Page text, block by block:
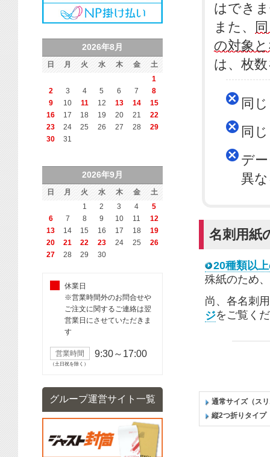
はでき
また、
の対象
は、枚
同
同
デ
異
名刺用紙
20種類以
殊紙のため
尚、各名刺
ジをご覧く
通常サイズ（ス
縦2つ折りタイプ
2026年8月
日 月 火 水 木 金
土
1
2
3 4 5 6 7
8
9
10 11 12 13 14
15
16
17 18 19 20 21
22
23
24 25 26 27 28
29
30
31
2026年9月
日 月 火 水 木 金
土
1
2 3 4
5
6
7 8 9 10 11
12
13
14 15 16 17 18
19
20
21 22 23 24 25
26
27
28 29 30
休業日
※営業時間外のお問合せや
ご注文に関するご連絡は翌
営業日にさせていただきま
す
営業時間 9:30～17:00
（土日祝を除く）
グループ運営サイト一覧